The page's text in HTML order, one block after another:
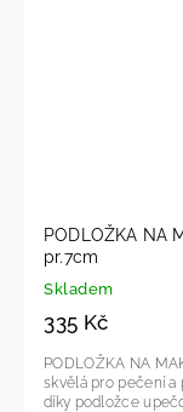
PODLOŽKA NA
pr.7cm
Skladem
335 Kč
PODLOŽKA NA
skvělá pro pečení a